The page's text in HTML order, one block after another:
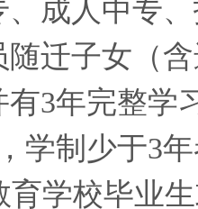
、成人中专
随迁子女（
3年完整学
学制少于3
育学校毕业